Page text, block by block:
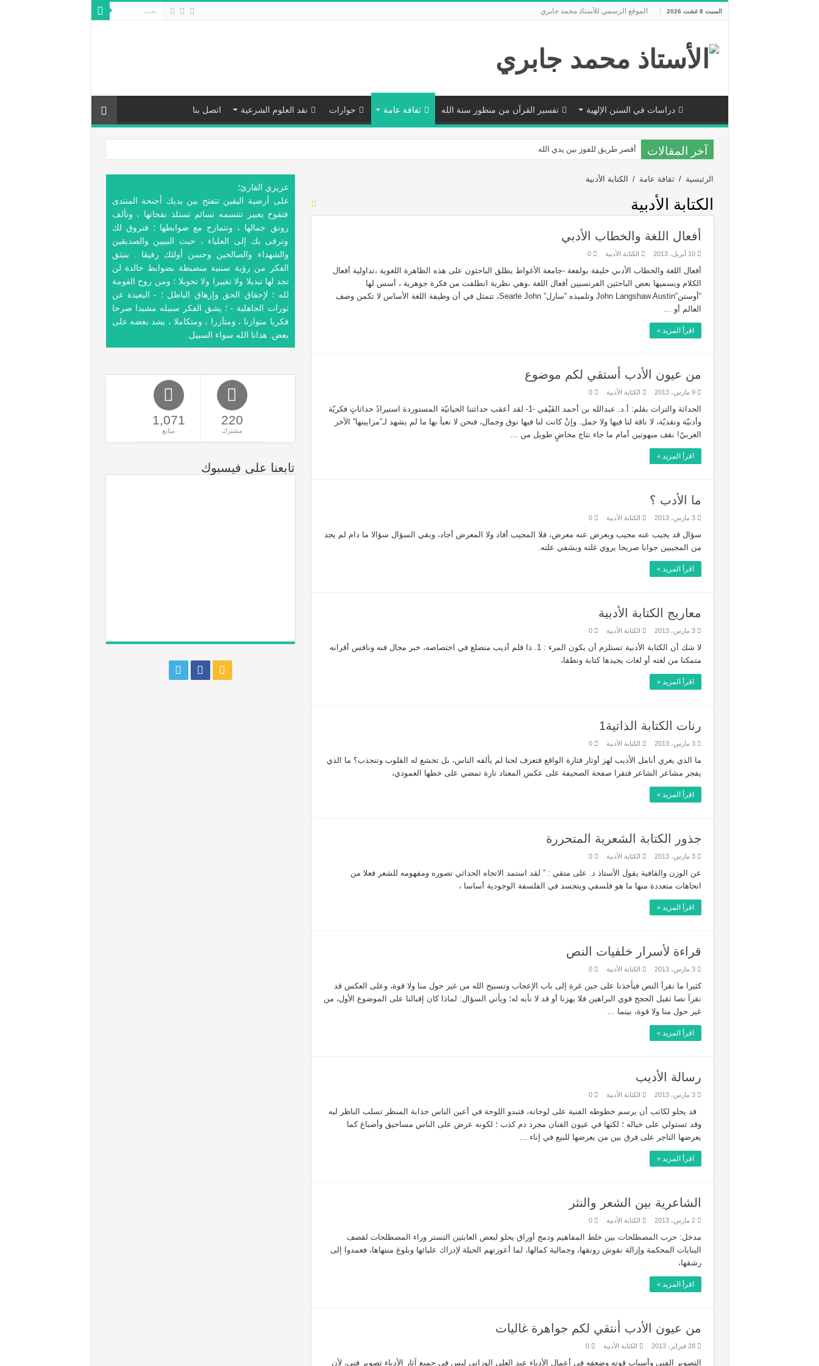
السبت 8 غشت 2026 الموقع الرسمي للأستاذ محمد جابري
دراسات في السنن الإلهية تفسير القرآن من منظور سنة الله ثقافة عامة حوارات نقد العلوم الشرعية اتصل بنا
آخر المقالات أقصر طريق للفوز بين يدي الله
منطلق التغيير
ضوابط قرآنية للتوازن الاجتماعي بين الحاكم والمحكوم
تجليات قيومية الله
نطلب اليقين على ماذا ؟
السنن الإلهية : مخرج للفقه المعاصر.
الرئيسية / ثقافة عامة / الكتابة الأدبية
الكتابة الأدبية
أفعال اللغة والخطاب الأدبي‏
10 أبريل، 2013 الكتابة الأدبية 0
أفعال اللغة والخطاب الأدبي خليفة بولفعة -جامعة الأغواط يطلق الباحثون على هذه الظاهرة اللغوية ،تداولية أفعال
الكلام ويسميها بعض الباحثين الفرنسيين أفعال اللغة ،وهي نظرية انطلقت من فكرة جوهرية ، أسس لها
“أوستن”John Langshaw Austin وتلميذه “سارل” Searle John، تتمثل في أن وظيفة اللغة الأساس لا تكمن وصف
العالم أو …
اقرأ المزيد »
من عيون الأدب أستقي لكم موضوع
9 مارس، 2013 الكتابة الأدبية 0
الحداثة والتراث بقلم: أ.د. عبدالله بن أحمد الفَيْفي -1- لقد أعقب حداثتنا الحياتيّة المستوردة استيرادُ حداثاتٍ فكريّة
وأدبيّة ونقديّة، لا ناقة لنا فيها ولا جمل. وإنْ كانت لنا فيها نوق وجمال، فنحن لا نعبأ بها ما لم يشهد لـ”مزايينها” الآخر
الغربيّ! نقف مبهوتين أمام ما جاء نتاج مخاضٍ طويل من …
اقرأ المزيد »
ما الأدب ؟
3 مارس، 2013 الكتابة الأدبية 0
سؤال قد يجيب عنه مجيب ويعرض عنه معرض، فلا المجيب أفاد ولا المعرض أجاد، وبقي السؤال سؤالا ما دام لم يجد
من المجيبين جوابا صريحا يروي غلته ويشفي علته.
اقرأ المزيد »
معاريج الكتابة الأدبية
3 مارس، 2013 الكتابة الأدبية 0
لا شك أن الكتابة الأدبية تستلزم أن يكون المرء : 1. ذا قلم أديب متضلع في اختصاصه، خبر مجال فنه ونافس أقرانه
متمكنا من لغته أو لغات يجيدها كتابة ونطقا،
اقرأ المزيد »
رنات الكتابة الذاتية1
3 مارس، 2013 الكتابة الأدبية 0
ما الذي يغري أنامل الأديب لهز أوتار قتارة الواقع فتعزف لحنا لم يألفه الناس، بل تخشع له القلوب وتنجذب؟ ما الذي
يفجر مشاعر الشاعر فتقرا صفحة الصحيفة على عكس المعتاد تارة تمضي على خطها العمودي،
اقرأ المزيد »
جذور الكتابة الشعرية المتحررة
3 مارس، 2013 الكتابة الأدبية 0
عن الوزن والقافية يقول الأستاذ د. على متقي : ” لقد استمد الاتجاه الحداثي تصوره ومفهومه للشعر فعلا من
اتجاهات متعددة منها ما هو فلسفي ويتجسد في الفلسفة الوجودية أساسا ،
اقرأ المزيد »
قراءة لأسرار خلفيات النص
3 مارس، 2013 الكتابة الأدبية 0
كثيرا ما نقرأ النص فيأخذنا على حين غرة إلى باب الإعجاب وتسبيح الله من غير حول منا ولا قوة، وعلى العكس قد
نقرآ نصا ثقيل الحجج قوي البراهين فلا يهزنا أو قد لا نأبه له؛ ويأتي السؤال: لماذا كان إقبالنا على الموضوع الأول، من
غير حول منا ولا قوة، بينما …
اقرأ المزيد »
رسالة الأديب
3 مارس، 2013 الكتابة الأدبية 0
قد يحلو لكاتب أن يرسم خطوطه الفنية على لوحاته، فتبدو اللوحة في أعين الناس جذابة المنظر تسلب الناظر لبه
وقد تستولي على خياله ؛ لكنها في عيون الفنان مجرد دم كذب ؛ لكونه عرض على الناس مساحيق وأصباغ كما
يعرضها التاجر على فرق بين من يعرضها للبيع في إناء …
اقرأ المزيد »
الشاعرية بين الشعر والنثر
2 مارس، 2013 الكتابة الأدبية 0
مدخل: حرب المصطلحات بين خلط المفاهيم ودمج أوراق يحلو لبعض العابثين التستر وراء المصطلحات لقصف
البنايات المحكمة وإزالة نقوش رونقها، وجمالية كمالها، لما أعوزتهم الحيلة لإدراك عليائها وبلوغ منتهاها، فعمدوا إلى
رشقها،
اقرأ المزيد »
من عيون الأدب أنتقي لكم جواهرة غاليات
28 فبراير، 2013 الكتابة الأدبية 0
التصوير الفني وأسباب قوته وضعفه في أعمال الأدباء عبد العلي الوزاني ليس في جميع آثار الأدباء تصوير فني، لأن
عزيزي القارئ؛
على أرضية اليقين تتفتح بين يديك أجنحة المنتدى
فتفوح بعبير تتنسمه نسائم تستلذ نفحاتها ، وتألف
رونق جمالها ، وتتمازج مع ضوابطها ؛ فتروق لك
وترقى بك إلى العلياء ، حيث النبيين والصديقين
والشهداء والصالحين وحسن أولئك رفيقا . ينبثق
الفكر من رؤية سننية منضبطة بضوابط خالدة لن
تجد لها تبديلا ولا تغييرا ولا تحويلا ؛ ومن روح القومة
لله ؛ لإحقاق الحق وإزهاق الباطل ؛ - البعيدة عن
ثورات الجاهلية - ؛ يشق الفكر سبيله مشيدا صرحا
فكريا متوازنا ، ومتآزرا ، ومتكاملا ، يشد بعضه على
بعض. هدانا الله سواء السبيل.
220
مشترك
1,071
متابع
تابعنا على فيسبوك